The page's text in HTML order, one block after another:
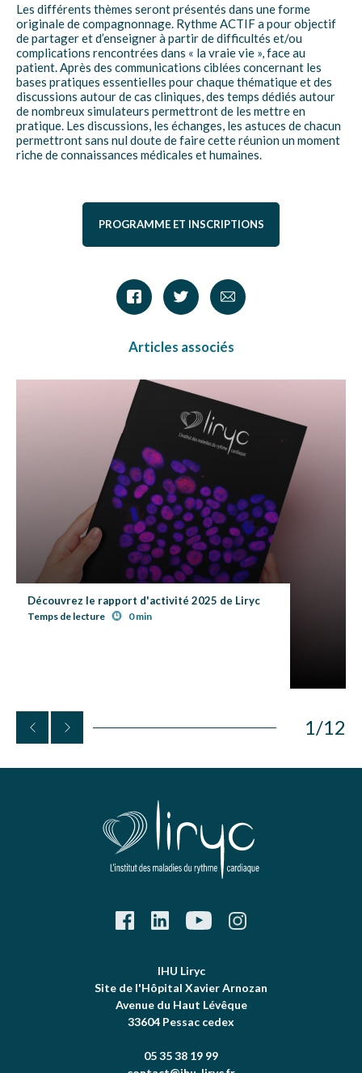
Les différents thèmes seront présentés dans une forme
originale de compagnonnage. Rythme ACTIF a pour objectif
de partager et d’enseigner à partir de difficultés et/ou
complications rencontrées dans « la vraie vie », face au
patient. Après des communications ciblées concernant les
bases pratiques essentielles pour chaque thématique et des
discussions autour de cas cliniques, des temps dédiés autour
de nombreux simulateurs permettront de les mettre en
pratique. Les discussions, les échanges, les astuces de chacun
permettront sans nul doute de faire cette réunion un moment
riche de connaissances médicales et humaines.
PROGRAMME ET INSCRIPTIONS
Articles associés
Découvrez le rapport d'activité 2025 de Liryc
Temps de lecture 0 min
1/12
IHU Liryc
Site de l'Hôpital Xavier Arnozan
Avenue du Haut Lévêque
33604 Pessac cedex
05 35 38 19 99